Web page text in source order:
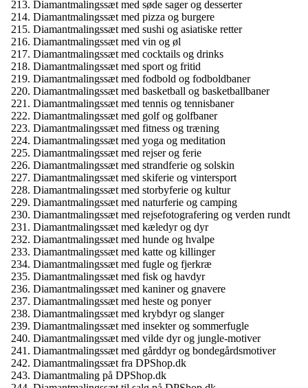
Diamantmalingssæt med søde sager og desserter
Diamantmalingssæt med pizza og burgere
Diamantmalingssæt med sushi og asiatiske retter
Diamantmalingssæt med vin og øl
Diamantmalingssæt med cocktails og drinks
Diamantmalingssæt med sport og fritid
Diamantmalingssæt med fodbold og fodboldbaner
Diamantmalingssæt med basketball og basketballbaner
Diamantmalingssæt med tennis og tennisbaner
Diamantmalingssæt med golf og golfbaner
Diamantmalingssæt med fitness og træning
Diamantmalingssæt med yoga og meditation
Diamantmalingssæt med rejser og ferie
Diamantmalingssæt med strandferie og solskin
Diamantmalingssæt med skiferie og vintersport
Diamantmalingssæt med storbyferie og kultur
Diamantmalingssæt med naturferie og camping
Diamantmalingssæt med rejsefotografering og verden rundt
Diamantmalingssæt med kæledyr og dyr
Diamantmalingssæt med hunde og hvalpe
Diamantmalingssæt med katte og killinger
Diamantmalingssæt med fugle og fjerkræ
Diamantmalingssæt med fisk og havdyr
Diamantmalingssæt med kaniner og gnavere
Diamantmalingssæt med heste og ponyer
Diamantmalingssæt med krybdyr og slanger
Diamantmalingssæt med insekter og sommerfugle
Diamantmalingssæt med vilde dyr og jungle-motiver
Diamantmalingssæt med gårddyr og bondegårdsmotiver
Diamantmalingssæt fra DPShop.dk
Diamantmaling på DPShop.dk